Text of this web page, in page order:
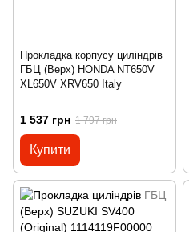
Прокладка корпусу циліндрів
ГБЦ (Верх) HONDA NT650V
XL650V XRV650 Italy
1 537 грн 1 797 грн
Купити